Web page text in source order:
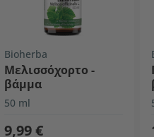
Bioherba
Μελισσόχορτο -
βάμμα
50 ml
9,99 €